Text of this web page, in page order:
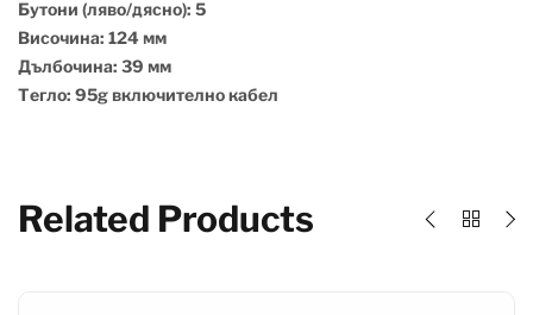
Бутони (ляво/дясно): 5
Височина: 124 мм
Дълбочина: 39 мм
Тегло: 95g включително кабел
Related Products